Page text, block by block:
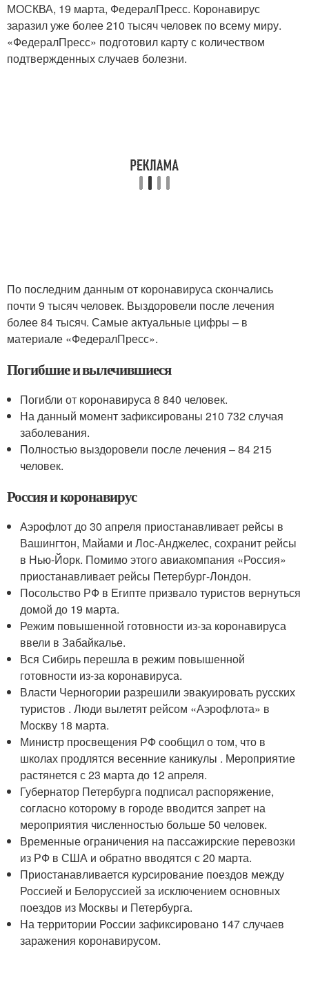
МОСКВА, 19 марта, ФедералПресс. Коронавирус
заразил уже более 210 тысяч человек по всему миру.
«ФедералПресс» подготовил карту с количеством
подтвержденных случаев болезни.
По последним данным от коронавируса скончались
почти 9 тысяч человек. Выздоровели после лечения
более 84 тысяч. Самые актуальные цифры – в
материале «ФедералПресс».
Погибшие и вылечившиеся
Погибли от коронавируса 8 840 человек.
На данный момент зафиксированы 210 732 случая
заболевания.
Полностью выздоровели после лечения – 84 215
человек.
Россия и коронавирус
Аэрофлот до 30 апреля приостанавливает рейсы в
Вашингтон, Майами и Лос-Анджелес, сохранит рейсы
в Нью-Йорк. Помимо этого авиакомпания «Россия»
приостанавливает рейсы Петербург-Лондон.
Посольство РФ в Египте призвало туристов вернуться
домой до 19 марта.
Режим повышенной готовности из-за коронавируса
ввели в Забайкалье.
Вся Сибирь перешла в режим повышенной
готовности из-за коронавируса.
Власти Черногории разрешили эвакуировать русских
туристов . Люди вылетят рейсом «Аэрофлота» в
Москву 18 марта.
Министр просвещения РФ сообщил о том, что в
школах продлятся весенние каникулы . Мероприятие
растянется с 23 марта до 12 апреля.
Губернатор Петербурга подписал распоряжение,
согласно которому в городе вводится запрет на
мероприятия численностью больше 50 человек.
Временные ограничения на пассажирские перевозки
из РФ в США и обратно вводятся с 20 марта.
Приостанавливается курсирование поездов между
Россией и Белоруссией за исключением основных
поездов из Москвы и Петербурга.
На территории России зафиксировано 147 случаев
заражения коронавирусом.